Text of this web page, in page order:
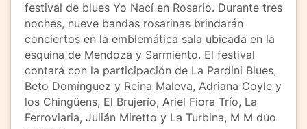
festival de blues Yo Nací en Rosario. Durante tres
noches, nueve bandas rosarinas brindarán
conciertos en la emblemática sala ubicada en la
esquina de Mendoza y Sarmiento. El festival
contará con la participación de La Pardini Blues,
Beto Domínguez y Reina Maleva, Adriana Coyle y
los Chingüens, El Brujerío, Ariel Fiora Trío, La
Ferroviaria, Julián Miretto y La Turbina, M M dúo